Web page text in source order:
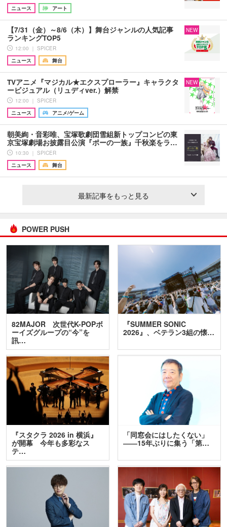
ニュース
アート
【7/31（金）～8/6（木）】舞台ジャンルの人気記事
ランキングTOP5
12:00 ｜ SPICER
ニュース
舞台
NEW
TVアニメ『マジカル★エクスプローラー』キャラクタ
ービジュアル（リュディver.）解禁
12:00 ｜ SPICER
ニュース
アニメ/ゲーム
NEW
朝美絢・音彩唯、宝塚歌劇団雪組新トップコンビの東
京宝塚劇場お披露目公演『ポーの一族』千秋楽をラ…
10:30 ｜ SPICER
ニュース
舞台
最新記事をもっと見る
POWER PUSH
82MAJOR 次世代K-POPボ
ーイズグループの“今”を
訊…
『SUMMER SONIC
2026』、ベテラン3組の懐…
『スタクラ 2026 in 横浜』
が開幕 今年も多彩なス
テ…
「同窓会にはしたくない」
――15年ぶりに集う「第…